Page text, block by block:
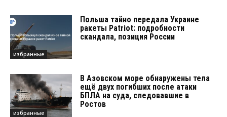
избранные
Польша тайно передала Украине
ракеты Patriot: подробности
скандала, позиция России
избранные
В Азовском море обнаружены тела
ещё двух погибших после атаки
БПЛА на суда, следовавшие в
Ростов